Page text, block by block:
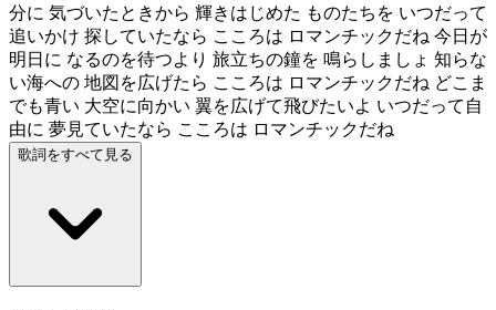
分に 気づいたときから 輝きはじめた ものたちを いつだって
追いかけ 探していたなら こころは ロマンチックだね 今日が
明日に なるのを待つより 旅立ちの鐘を 鳴らしましょ 知らな
い海への 地図を広げたら こころは ロマンチックだね どこま
でも青い 大空に向かい 翼を広げて飛びたいよ いつだって自
由に 夢見ていたなら こころは ロマンチックだね
歌詞をすべて見る